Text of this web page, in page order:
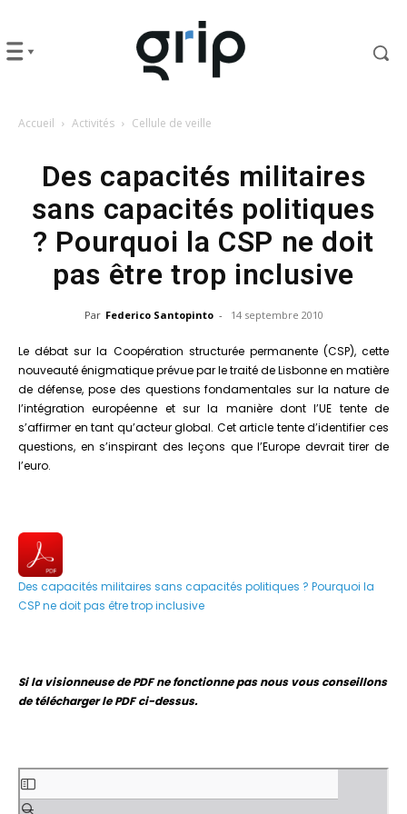
Accueil Activités Cellule de veille
Des capacités militaires
sans capacités politiques
? Pourquoi la CSP ne doit
pas être trop inclusive
Par Federico Santopinto - 14 septembre 2010
Le débat sur la Coopération structurée permanente (CSP), cette
nouveauté énigmatique prévue par le traité de Lisbonne en matière
de défense, pose des questions fondamentales sur la nature de
l’intégration européenne et sur la manière dont l’UE tente de
s’affirmer en tant qu’acteur global. Cet article tente d’identifier ces
questions, en s’inspirant des leçons que l’Europe devrait tirer de
l’euro.
Des capacités militaires sans capacités politiques ? Pourquoi la
CSP ne doit pas être trop inclusive
Si la visionneuse de PDF ne fonctionne pas nous vous conseillons
de télécharger le PDF ci-dessus.
Aller
au